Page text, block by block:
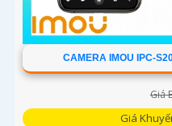
CAMERA IMOU IPC-
Giá
Giá